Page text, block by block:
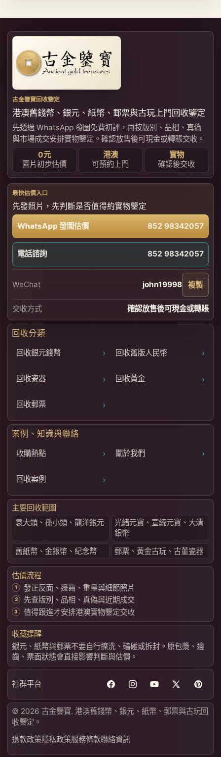
古金鑒寶回收鑒定
港澳舊錢幣、銀元、紙幣、郵票與古玩上門回收鑒定
先透過 WhatsApp 發圖免費初評，再按版別、品相、真偽
與市場成交安排實物鑒定。確認放售後可現金或轉賬交收。
0元
圖片初步估價
港澳
可預約上門
實物
確認後交收
最快估價入口
先發照片，先判斷是否值得約實物鑒定
WhatsApp 發圖估價 852 98342057
電話諮詢 852 98342057
WeChat john19998 複製
交收方式 確認放售後可現金或轉賬
回收分類
回收銀元錢幣 › 回收舊版人民幣 ›
回收瓷器 › 回收黃金 ›
回收郵票 ›
案例、知識與聯絡
收購熱點 › 關於我們 ›
回收案例 ›
主要回收範圍
袁大頭、孫小頭、龍洋銀元
光緒元寶、宣統元寶、大清
銀幣
舊紙幣、金銀幣、紀念幣
郵票、黃金古玩、古董瓷器
估價流程
發正反面、邊齒、重量與細節照片
先查版別、品相、真偽與近期成交
值得跟進才安排港澳實物鑒定交收
收藏提醒
銀元、紙幣與郵票不要自行擦洗、磕碰或拆封。原包漿、邊
齒、票面狀態會直接影響判斷與估價。
社群平台
FacebookInstagramYouTube
X
(Twitter)
© 2026 古金鑒寶. 港澳舊錢幣、銀元、紙幣、郵票與古玩回
收鑒定。
退款政策隱私政策服務條款聯絡資訊